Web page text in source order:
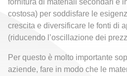
costosa) per soddisfare le
crescita e diversificare le fonti di
(riducendo l’oscillazione dei
Per questo è molto importante
aziende, fare in modo che le